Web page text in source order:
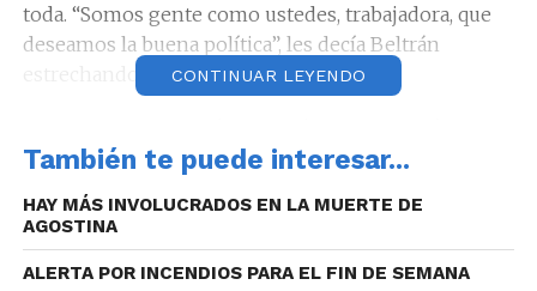
toda. “Somos gente como ustedes, trabajadora, que
deseamos la buena política”, les decía Beltrán
estrechando sus manos.
estuvo llevando las propuestas para la Córdoba de los
Gracia, Carlos Paz, Río Cuarto, Río Tercero, Oliva, en
donde además de reunirse con los candidatos
departamentales, mantuvo contacto con vecinos,
CONTINUAR LEYENDO
También te puede interesar...
HAY MÁS INVOLUCRADOS EN LA MUERTE DE
AGOSTINA
ALERTA POR INCENDIOS PARA EL FIN DE SEMANA